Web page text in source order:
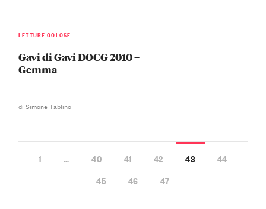
LETTURE GOLOSE
Gavi di Gavi DOCG 2010 –
Gemma
di Simone Tablino
1 … 40 41 42 43
44
45
46 47